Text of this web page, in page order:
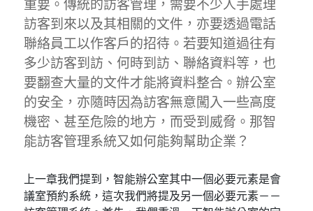
重要。傳統的訪客管理，需要不少人手處理
訪客到來以及其相關的文件，亦要透過電話
聯絡員工以作客戶的招待。若要知道過往有
多少訪客到訪、何時到訪、聯絡資料等，也
要翻查大量的文件才能將資料整合。辦公室
的安全，亦隨時因為訪客無意闖入一些高度
機密、甚至危險的地方，而受到威脅。那智
能訪客管理系統又如何能夠幫助企業？
上一章我們提到，智能辦公室其中一個必要元素是會
議室預約系統，這次我們將提及另一個必要元素－－